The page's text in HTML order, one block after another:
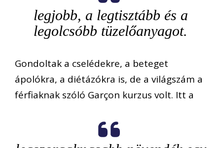
legjobb, a legtisztább és a
legolcsóbb tüzelőanyagot.
Gondoltak a cselédekre, a beteget
ápolókra, a diétázókra is, de a világszám a
férfiaknak szóló Garçon kurzus volt. Itt a